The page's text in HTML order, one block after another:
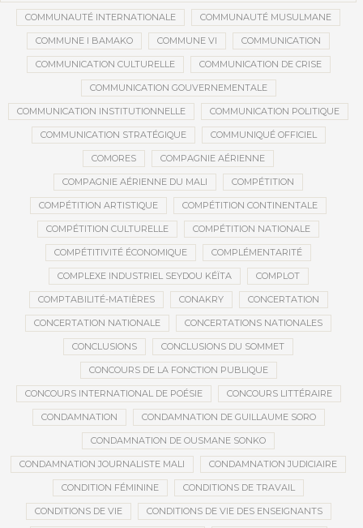
COMMUNAUTÉ INTERNATIONALE COMMUNAUTÉ MUSULMANE
COMMUNE I BAMAKO COMMUNE VI COMMUNICATION
COMMUNICATION CULTURELLE COMMUNICATION DE CRISE
COMMUNICATION GOUVERNEMENTALE
COMMUNICATION INSTITUTIONNELLE COMMUNICATION POLITIQUE
COMMUNICATION STRATÉGIQUE COMMUNIQUÉ OFFICIEL
COMORES COMPAGNIE AÉRIENNE
COMPAGNIE AÉRIENNE DU MALI COMPÉTITION
COMPÉTITION ARTISTIQUE COMPÉTITION CONTINENTALE
COMPÉTITION CULTURELLE COMPÉTITION NATIONALE
COMPÉTITIVITÉ ÉCONOMIQUE COMPLÉMENTARITÉ
COMPLEXE INDUSTRIEL SEYDOU KÉÏTA COMPLOT
COMPTABILITÉ-MATIÈRES CONAKRY CONCERTATION
CONCERTATION NATIONALE CONCERTATIONS NATIONALES
CONCLUSIONS CONCLUSIONS DU SOMMET
CONCOURS DE LA FONCTION PUBLIQUE
CONCOURS INTERNATIONAL DE POÉSIE CONCOURS LITTÉRAIRE
CONDAMNATION CONDAMNATION DE GUILLAUME SORO
CONDAMNATION DE OUSMANE SONKO
CONDAMNATION JOURNALISTE MALI CONDAMNATION JUDICIAIRE
CONDITION FÉMININE CONDITIONS DE TRAVAIL
CONDITIONS DE VIE CONDITIONS DE VIE DES ENSEIGNANTS